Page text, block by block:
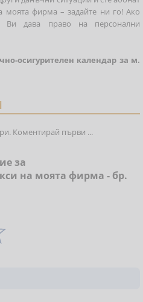
моята фирма – задайте ни го! Ако
Ви дава право на персонални
осигурителен календар за м.
Коментирай първи ...
за
на моята фирма - бр.